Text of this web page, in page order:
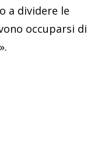
a dividere le
occuparsi di